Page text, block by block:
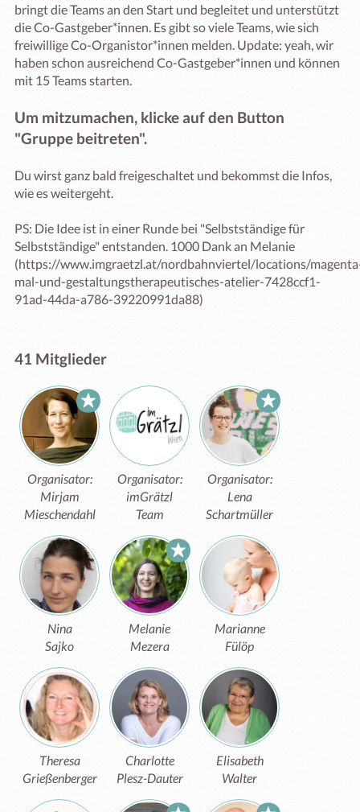
bringt die Teams an den Start und begleitet und unterstützt
die Co-Gastgeber*innen. Es gibt so viele Teams, wie sich
freiwillige Co-Organistor*innen melden. Update: yeah, wir
haben schon ausreichend Co-Gastgeber*innen und können
mit 15 Teams starten.
Um mitzumachen, klicke auf den Button
"Gruppe beitreten".
Du wirst ganz bald freigeschaltet und bekommst die Infos,
wie es weitergeht.
PS: Die Idee ist in einer Runde bei "Selbstständige für
Selbstständige" entstanden. 1000 Dank an Melanie
(https://www.imgraetzl.at/nordbahnviertel/locations/
mal-und-gestaltungstherapeutisches-atelier-7428ccf1-
91ad-44da-a786-39220991da88)
41 Mitglieder
Organisator:
Mirjam
Mieschendahl
Organisator:
imGrätzl
Team
Organisator:
Lena
Schartmüller
Nina
Sajko
Melanie
Mezera
Marianne
Fülöp
Theresa
Grießenberger
Charlotte
Plesz-Dauter
Elisabeth
Walter